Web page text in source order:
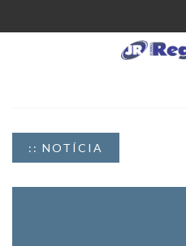
:: NOTÍCIA